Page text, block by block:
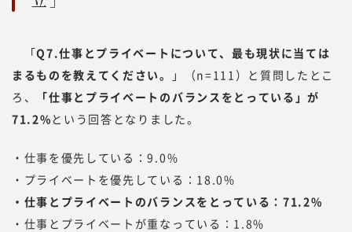
「Q7.仕事とプライベートについて、最も現状に当ては
まるものを教えてください。
」（n=111）と質問したとこ
ろ、
「仕事とプライベートのバランスをとっている」が
71.2% という回答となりました。
・仕事を優先している：9.0%
・プライベートを優先している：18.0%
・仕事とプライベートのバランスをとっている：71.2%
・仕事とプライベートが重なっている：1.8%